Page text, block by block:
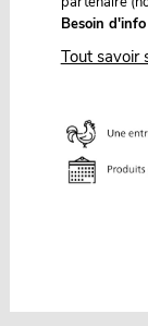
Besoin d'info
Tout savoir